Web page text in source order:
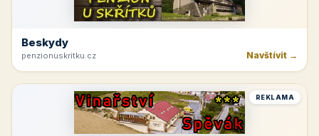
Beskydy
penzionuskritku.cz Navštívit →
REKLAMA